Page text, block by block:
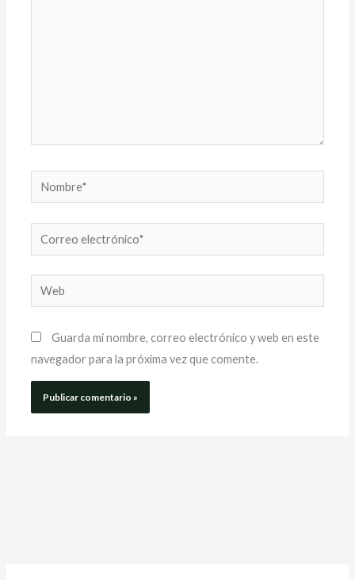
Nombre*
Correo
electrónico*
Web
Guarda mi nombre, correo electrónico y web en este
navegador para la próxima vez que comente.